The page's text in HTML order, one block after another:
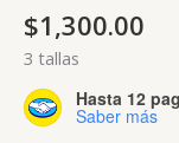
$1,300.00
3 tallas
Hasta 12
Saber más